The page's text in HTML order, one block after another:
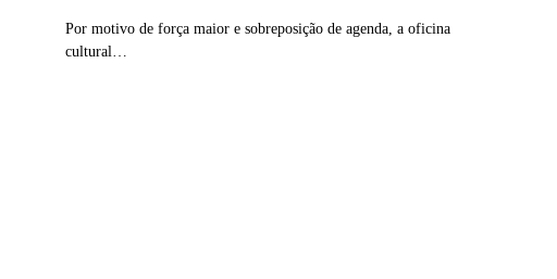
Por motivo de força maior e sobreposição de agenda, a oficina
cultural…